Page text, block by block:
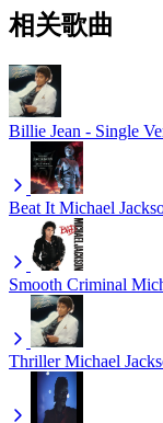
相关歌曲
Billie Jean - Single
Beat It Michael
Smooth Criminal
Thriller Michael